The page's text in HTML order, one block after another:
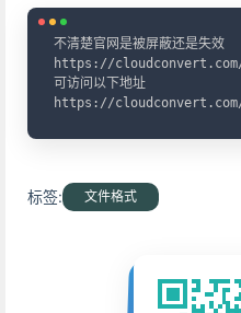
不清楚官网是被屏蔽还是失效
https://
可访问以下地址
https://
标签: 文件格式